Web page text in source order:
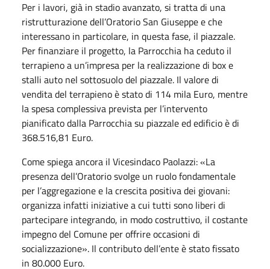
Per i lavori, già in stadio avanzato, si tratta di una
ristrutturazione dell’Oratorio San Giuseppe e che
interessano in particolare, in questa fase, il piazzale.
Per finanziare il progetto, la Parrocchia ha ceduto il
terrapieno a un’impresa per la realizzazione di box e
stalli auto nel sottosuolo del piazzale. Il valore di
vendita del terrapieno è stato di 114 mila Euro, mentre
la spesa complessiva prevista per l’intervento
pianificato dalla Parrocchia su piazzale ed edificio è di
368.516,81 Euro.
Come spiega ancora il Vicesindaco Paolazzi: «La
presenza dell’Oratorio svolge un ruolo fondamentale
per l’aggregazione e la crescita positiva dei giovani:
organizza infatti iniziative a cui tutti sono liberi di
partecipare integrando, in modo costruttivo, il costante
impegno del Comune per offrire occasioni di
socializzazione». Il contributo dell’ente è stato fissato
in 80.000 Euro.